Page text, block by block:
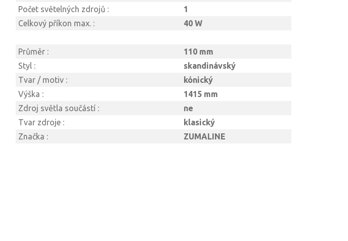
Počet světelných zdrojů :
1
Celkový příkon max. :
40 W
Průměr :
110 mm
Styl :
skandinávský
Tvar / motiv :
kónický
Výška :
1415 mm
Zdroj světla součástí :
ne
Tvar zdroje :
klasický
Značka :
ZUMALINE